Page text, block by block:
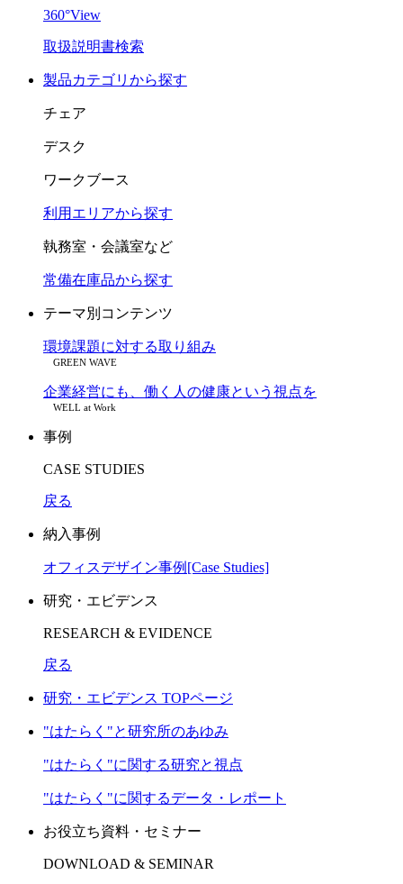
360°View
取扱説明書検索
製品カテゴリから探す
チェア
デスク
ワークブース
利用エリアから探す
執務室・会議室など
常備在庫品から探す
テーマ別コンテンツ
環境課題に対する取り組み
GREEN WAVE
企業経営にも、働く人の健康という視点を
WELL at Work
事例
CASE STUDIES
戻る
納入事例
オフィスデザイン事例[Case Studies]
研究・エビデンス
RESEARCH & EVIDENCE
戻る
研究・エビデンス TOPページ
"はたらく"と研究所のあゆみ
"はたらく"に関する研究と視点
"はたらく"に関するデータ・レポート
お役立ち資料・セミナー
DOWNLOAD & SEMINAR